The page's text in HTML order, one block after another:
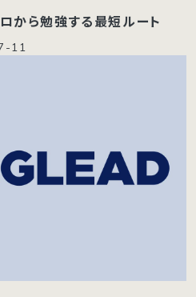
から勉強する最短ルート
11